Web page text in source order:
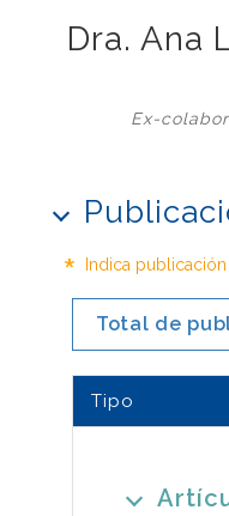
Dra. Ana
Ex-
* Indica
Total de
Tipo